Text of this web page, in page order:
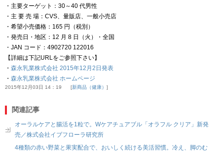
・主要ターゲット：30～40 代男性
・主 要 売 場：CVS、量販店、一般小売店
・希望小売価格：165 円（税別）
・発売日・地区：12 月 8 日（火）・全国
・JAN コード：4902720 122016
【詳細は下記URLをご参照下さい】
・ 森永乳業株式会社 2015年12月2日発表
・ 森永乳業株式会社 ホームページ
2015年12月03日 14：19 新商品（健康）
関連記事
オーラルケアと腸活を1粒で。Wケアチュアブル「オラフル クリア」新発
売／株式会社イブフローラ研究所
4種類の赤い野菜と果実配合で、おいしく続ける美活習慣。冷え、脚のむ